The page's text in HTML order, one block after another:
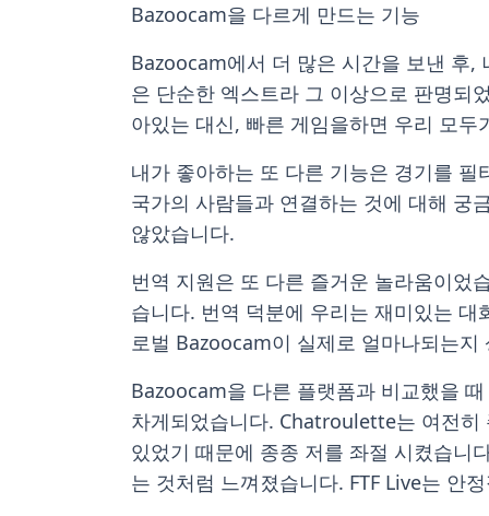
Bazoocam을 다르게 만드는 기능
Bazoocam에서 더 많은 시간을 보낸 후,
은 단순한 엑스트라 그 이상으로 판명되
아있는 대신, 빠른 게임을하면 우리 모
내가 좋아하는 또 다른 기능은 경기를
국가의 사람들과 연결하는 것에 대해 궁
않았습니다.
번역 지원은 또 다른 즐거운 놀라움이었
습니다. 번역 덕분에 우리는 재미있는
로벌 Bazoocam이 실제로 얼마나되는지
Bazoocam을 다른 플랫폼과 비교했을
차게되었습니다. Chatroulette는 여전히
있었기 때문에 종종 저를 좌절 시켰습니
는 것처럼 느껴졌습니다. FTF Live는 안